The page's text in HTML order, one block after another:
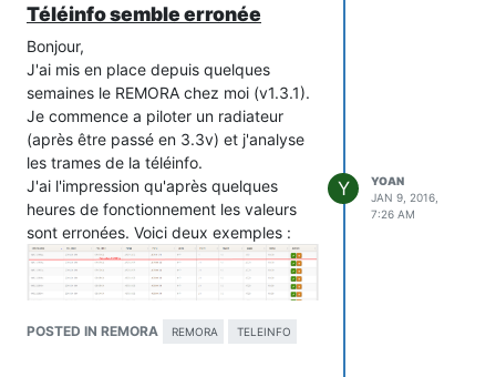
Téléinfo semble erronée
Bonjour,
J'ai mis en place depuis quelques
semaines le REMORA chez moi (v1.3.1).
Je commence a piloter un radiateur
(après être passé en 3.3v) et j'analyse
les trames de la téléinfo.
J'ai l'impression qu'après quelques
heures de fonctionnement les valeurs
sont erronées. Voici deux exemples :
POSTED IN REMORA REMORA TELEINFO
Y
YOAN
JAN 9, 2016,
7:26 AM